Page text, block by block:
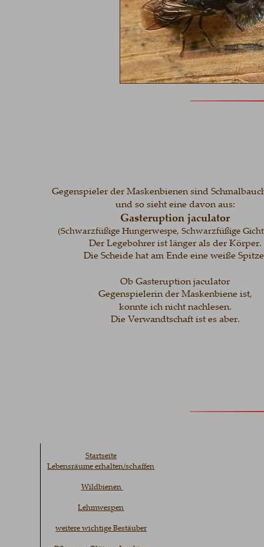
Gegenspieler der Maskenbienen sind
und so sieht eine davon aus:
Gasteruption jaculator
(Schwarzfüßige Hungerwespe, Schwarzfüßige
Der Legebohrer ist länger als der Körper.
Die Scheide hat am Ende eine weiße
Ob Gasteruption jaculator
Gegenspielerin der Maskenbiene ist,
konnte ich nicht nachlesen.
Die Verwandtschaft ist es aber.
Startseite
Lebensräume erhalten/schaffen
Wildbienen
Lehmwespen
weitere wichtige Bestäuber